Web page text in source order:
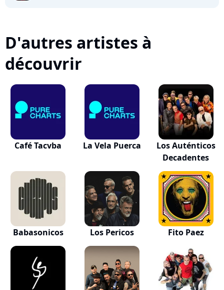
D'autres artistes à
découvrir
Café Tacvba La Vela Puerca
Los Auténticos
Decadentes
Babasonicos Los Pericos Fito Paez